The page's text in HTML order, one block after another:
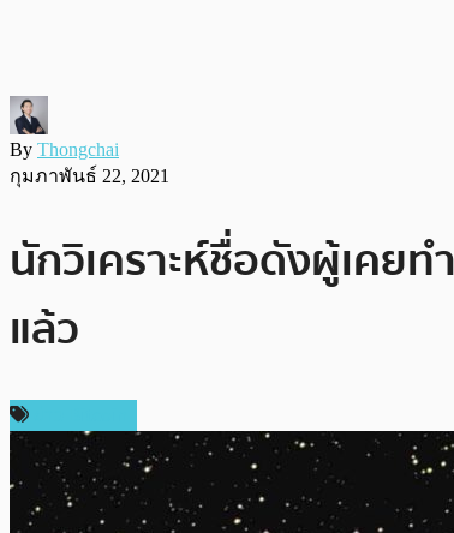
By Thongchai
กุมภาพันธ์ 22, 2021
นักวิเคราะห์ชื่อดังผู้เคย
แล้ว